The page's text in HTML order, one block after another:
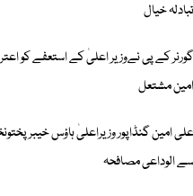
تبادلہ خیال
گورنر کے پی نےوزیر اعلیٰ کے استعفے کو
امین مشتعل
علی امین گنڈاپور وزیراعلیٰ ہاؤس
سے الوداعی مصافحہ